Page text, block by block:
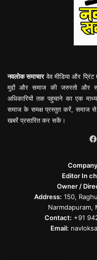
नवलोक समाचारवेव मीडिया और
मुद्दों और समाज की जरुरतो और
अधिकारियों तक पहुचाने का एक
समाज के समक्ष प्रस्तुत करें, समाज से
खबरें प्रसारित कर सकें।
Editor In
Owner /
Address: 150,
Narmdapuram,
Contact: +91
Email: